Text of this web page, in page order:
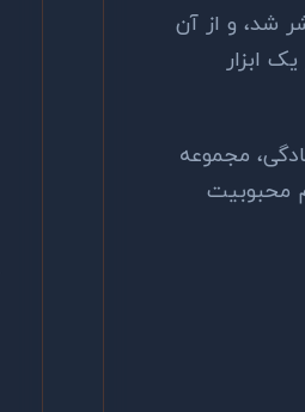
شد، و از آن
ابزار
مجموعه
محبوبیت